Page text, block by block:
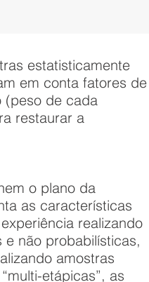
estatisticamente
em conta fatores de
(peso de cada
restaurar a
o plano da
as características
realizando
não probabilísticas,
amostras
etápicas”, as